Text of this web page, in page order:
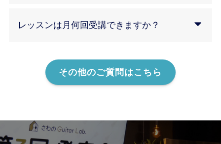
レッスンは月何回受講できますか？
その他のご質問はこちら